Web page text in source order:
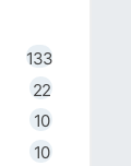
133
22
10
10